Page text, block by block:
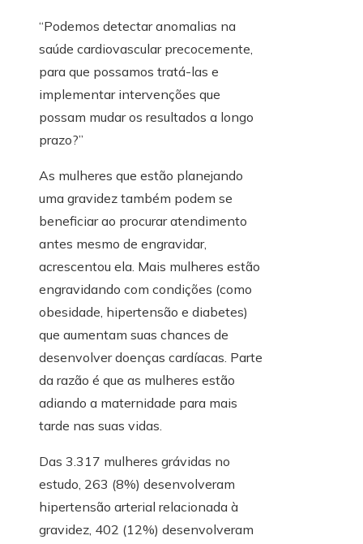
“Podemos detectar anomalias na
saúde cardiovascular precocemente,
para que possamos tratá-las e
implementar intervenções que
possam mudar os resultados a longo
prazo?”
As mulheres que estão planejando
uma gravidez também podem se
beneficiar ao procurar atendimento
antes mesmo de engravidar,
acrescentou ela. Mais mulheres estão
engravidando com condições (como
obesidade, hipertensão e diabetes)
que aumentam suas chances de
desenvolver doenças cardíacas. Parte
da razão é que as mulheres estão
adiando a maternidade para mais
tarde nas suas vidas.
Das 3.317 mulheres grávidas no
estudo, 263 (8%) desenvolveram
hipertensão arterial relacionada à
gravidez, 402 (12%) desenvolveram